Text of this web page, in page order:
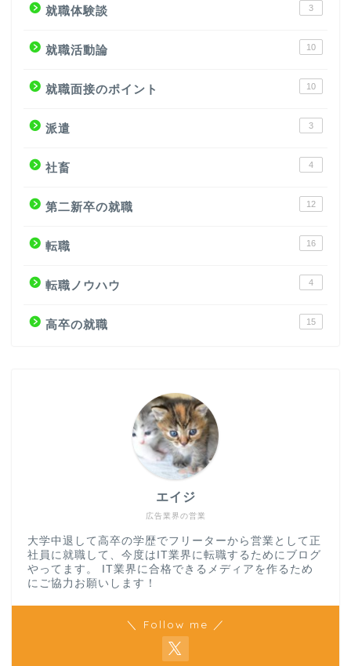
就職体験談 3
就職活動論 10
就職面接のポイント 10
派遣 3
社畜 4
第二新卒の就職 12
転職 16
転職ノウハウ 4
高卒の就職 15
広告業界の営業
エイジ
大学中退して高卒の学歴でフリーターから営業として正
社員に就職して、今度はIT業界に転職するためにブログ
やってます。 IT業界に合格できるメディアを作るため
にご協力お願いします！
＼ Follow me ／